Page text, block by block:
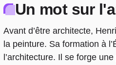
Un mot sur
Avant d’être architecte,
la peinture. Sa formation à
l’architecture. Il se forge